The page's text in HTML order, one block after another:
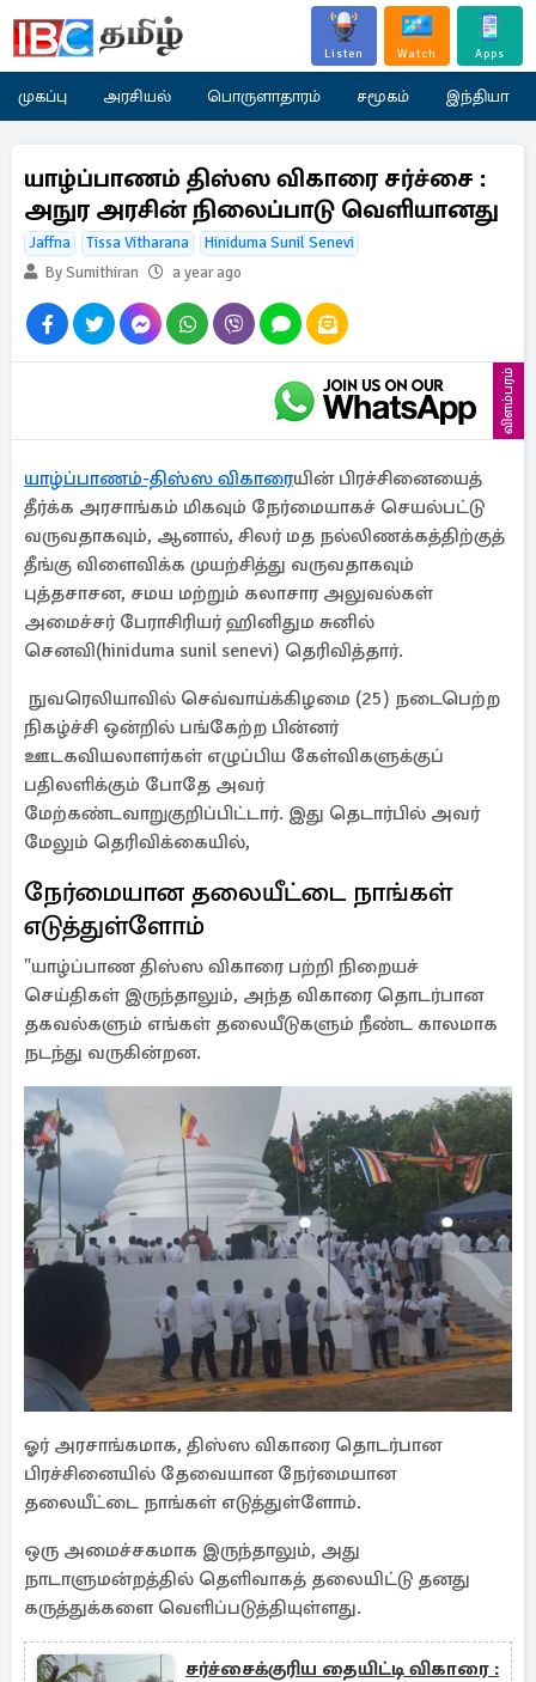
Listen Watch Apps
முகப்பு அரசியல் பொருளாதாரம் சமூகம் இந்தியா
யாழ்ப்பாணம் திஸ்ஸ விகாரை சர்ச்சை :
அநுர அரசின் நிலைப்பாடு வெளியானது
Jaffna Tissa Vitharana
Hiniduma Sunil Senevi
By Sumithiran
a year ago
விளம்பரம்
யாழ்ப்பாணம்-திஸ்ஸ விகாரையின் பிரச்சினையைத்
தீர்க்க அரசாங்கம் மிகவும் நேர்மையாகச் செயல்பட்டு
வருவதாகவும், ஆனால், சிலர் மத நல்லிணக்கத்திற்குத்
தீங்கு விளைவிக்க முயற்சித்து வருவதாகவும்
புத்தசாசன, சமய மற்றும் கலாசார அலுவல்கள்
அமைச்சர் பேராசிரியர் ஹினிதும சுனில்
செனவி(hiniduma sunil senevi) தெரிவித்தார்.
நுவரெலியாவில் செவ்வாய்க்கிழமை (25) நடைபெற்ற
நிகழ்ச்சி ஒன்றில் பங்கேற்ற பின்னர்
ஊடகவியலாளர்கள் எழுப்பிய கேள்விகளுக்குப்
பதிலளிக்கும் போதே அவர்
மேற்கண்டவாறுகுறிப்பிட்டார். இது தெடார்பில் அவர்
மேலும் தெரிவிக்கையில்,
நேர்மையான தலையீட்டை நாங்கள்
எடுத்துள்ளோம்
"யாழ்ப்பாண திஸ்ஸ விகாரை பற்றி நிறையச்
செய்திகள் இருந்தாலும், அந்த விகாரை தொடர்பான
தகவல்களும் எங்கள் தலையீடுகளும் நீண்ட காலமாக
நடந்து வருகின்றன.
ஓர் அரசாங்கமாக, திஸ்ஸ விகாரை தொடர்பான
பிரச்சினையில் தேவையான நேர்மையான
தலையீட்டை நாங்கள் எடுத்துள்ளோம்.
ஒரு அமைச்சகமாக இருந்தாலும், அது
நாடாளுமன்றத்தில் தெளிவாகத் தலையிட்டு தனது
கருத்துக்களை வெளிப்படுத்தியுள்ளது.
சர்ச்சைக்குரிய தையிட்டி விகாரை :